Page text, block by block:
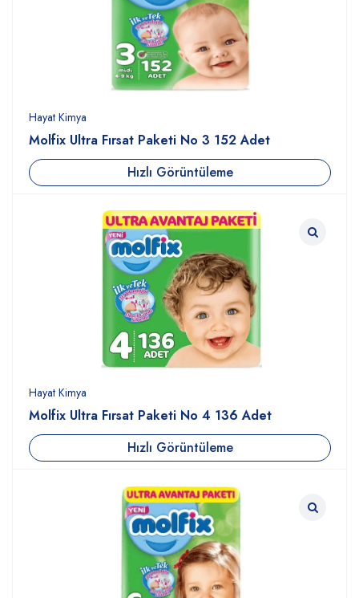
Hayat Kimya
Molfix Ultra Fırsat Paketi No 3 152 Adet
Hızlı Görüntüleme
Hayat Kimya
Molfix Ultra Fırsat Paketi No 4 136 Adet
Hızlı Görüntüleme